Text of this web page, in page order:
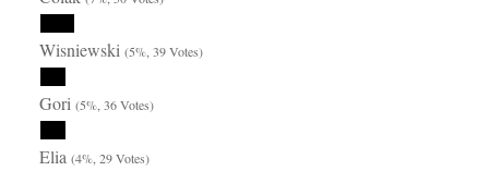
Wisniewski(5%, 39 Votes)
Gori(5%, 36 Votes)
Elia(4%, 29 Votes)